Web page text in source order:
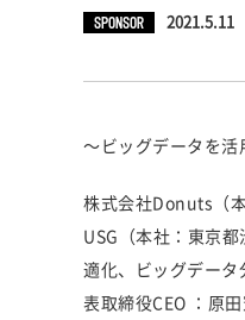
SPONSOR 2021.5.11
〜ビッグデータを活
株式会社Donuts（
USG（本社：東京
適化、ビッグデータ
表取締役CEO ：原